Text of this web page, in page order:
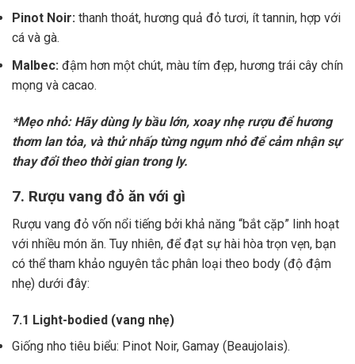
Pinot Noir: thanh thoát, hương quả đỏ tươi, ít tannin, hợp với
cá và gà.
Malbec: đậm hơn một chút, màu tím đẹp, hương trái cây chín
mọng và cacao.
*Mẹo nhỏ: Hãy dùng ly bầu lớn, xoay nhẹ rượu để hương
thơm lan tỏa, và thử nhấp từng ngụm nhỏ để cảm nhận sự
thay đổi theo thời gian trong ly.
7. Rượu vang đỏ ăn với gì
Rượu vang đỏ vốn nổi tiếng bởi khả năng “bắt cặp” linh hoạt
với nhiều món ăn. Tuy nhiên, để đạt sự hài hòa trọn vẹn, bạn
có thể tham khảo nguyên tắc phân loại theo body (độ đậm
nhẹ) dưới đây:
7.1 Light-bodied (vang nhẹ)
Giống nho tiêu biểu: Pinot Noir, Gamay (Beaujolais).